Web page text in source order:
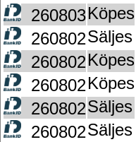
260803Köpes
260802Säljes
260802Köpes
260802Köpes
260802Säljes
260802Säljes